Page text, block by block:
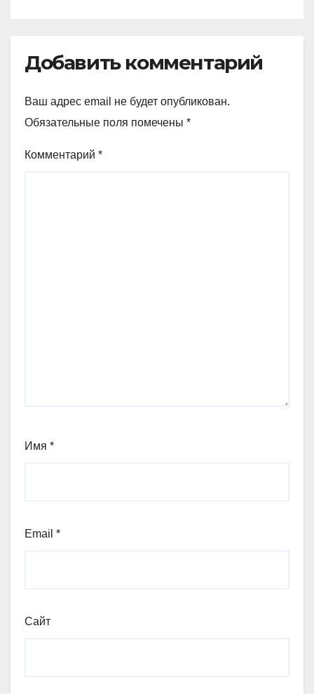
Добавить комментарий
Ваш адрес email не будет опубликован.
Обязательные поля помечены *
Комментарий *
Имя *
Email *
Сайт